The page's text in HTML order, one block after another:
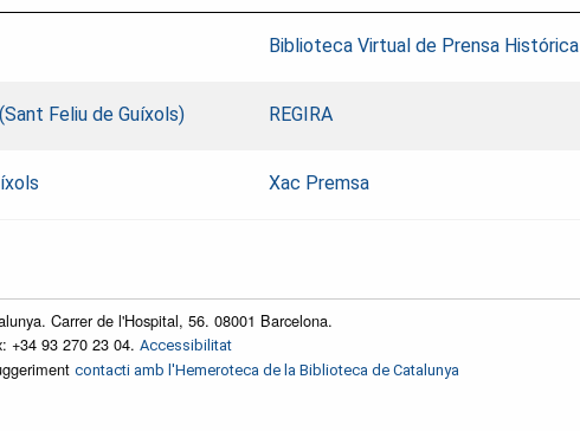
Biblioteca Virtual de Prensa Histórica
Feliu de Guíxols) REGIRA
Xac Premsa
Carrer de l'Hospital, 56. 08001 Barcelona.
+34 93 270 23 04. Accessibilitat
contacti amb l'Hemeroteca de la Biblioteca de Catalunya